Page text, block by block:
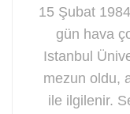
15 Şubat
gün hava
Istanbul
mezun oldu,
ile ilgilenir.